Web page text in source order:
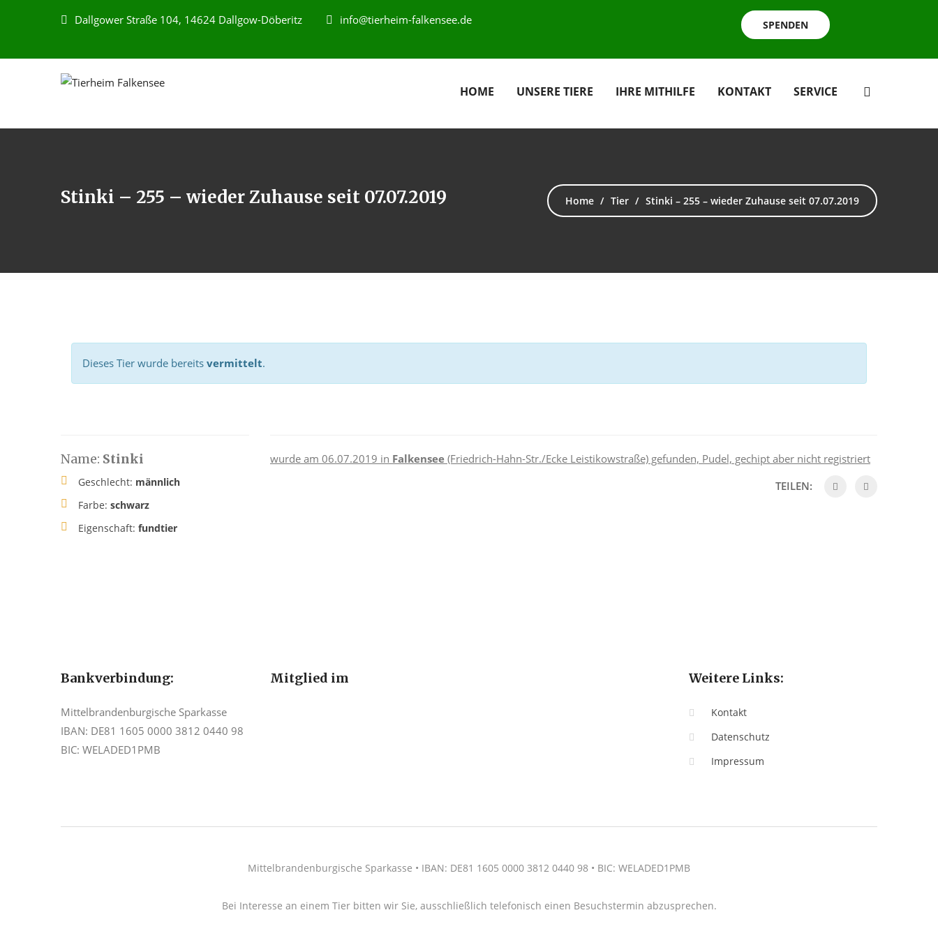
Dallgower Straße 104, 14624 Dallgow-Döberitz info@tierheim-falkensee.de SPENDEN
HOME UNSERE TIERE IHRE MITHILFE KONTAKT SERVICE
Stinki – 255 – wieder Zuhause seit 07.07.2019 Home Tier Stinki – 255 – wieder Zuhause seit 07.07.2019
Dieses Tier wurde bereits vermittelt.
Name: Stinki
Geschlecht: männlich
Farbe: schwarz
Eigenschaft: fundtier
wurde am 06.07.2019 in Falkensee (Friedrich-Hahn-Str./Ecke Leistikowstraße) gefunden, Pudel, gechipt aber nicht registriert
TEILEN:
Bankverbindung:
Mittelbrandenburgische Sparkasse
IBAN: DE81 1605 0000 3812 0440 98
BIC: WELADED1PMB
Mitglied im Weitere Links:
Kontakt
Datenschutz
Impressum
Mittelbrandenburgische Sparkasse • IBAN: DE81 1605 0000 3812 0440 98 • BIC: WELADED1PMB
Bei Interesse an einem Tier bitten wir Sie, ausschließlich telefonisch einen Besuchstermin abzusprechen.